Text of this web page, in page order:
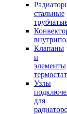
стальные
Клапаны
и
элементы
Узлы
для